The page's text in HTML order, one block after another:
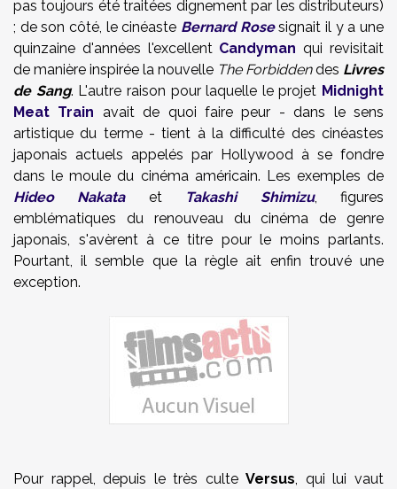
pas toujours été traitées dignement par les distributeurs)
; de son côté, le cinéaste Bernard Rosesignait il y a une
quinzaine d'années l'excellent Candyman qui revisitait
de manière inspirée la nouvelle The Forbiddendes Livres
de Sang. L'autre raison pour laquelle le projet Midnight
Meat Train avait de quoi faire peur - dans le sens
artistique du terme - tient à la difficulté des cinéastes
japonais actuels appelés par Hollywood à se fondre
dans le moule du cinéma américain. Les exemples de
Hideo Nakataet Takashi Shimizu, figures
emblématiques du renouveau du cinéma de genre
japonais, s'avèrent à ce titre pour le moins parlants.
Pourtant, il semble que la règle ait enfin trouvé une
exception.
Pour rappel, depuis le très culteVersus, qui lui vaut